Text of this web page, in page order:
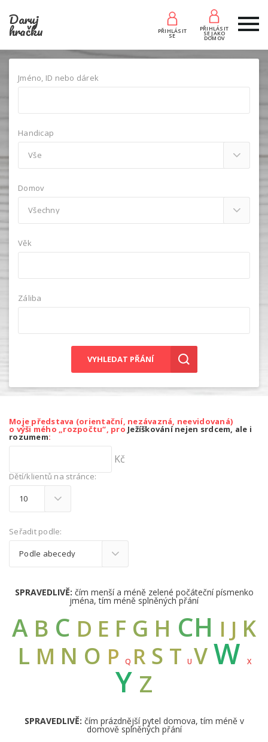
Daruj
hračku PŘIHLÁSIT
SE
PŘIHLÁSIT
SE JAKO
DOMOV
Jméno, ID nebo dárek
Handicap
Domov
Věk
Záliba
VYHLEDAT PŘÁNÍ
Moje představa (orientační, nezávazná, neevidovaná)
o výši mého „rozpočtu“, pro Ježíškování nejen srdcem, ale i
rozumem:
Kč
Dětí/klientů na stránce:
Seřadit podle:
SPRAVEDLIVĚ: čím menší a méně zelené počáteční písmenko
jména, tím méně splněných přání
A B C D E F G H CH I J K
L M N O P Q R S T U VW X
Y Z
SPRAVEDLIVĚ: čím prázdnější pytel domova, tím méně v
domově splněných přání